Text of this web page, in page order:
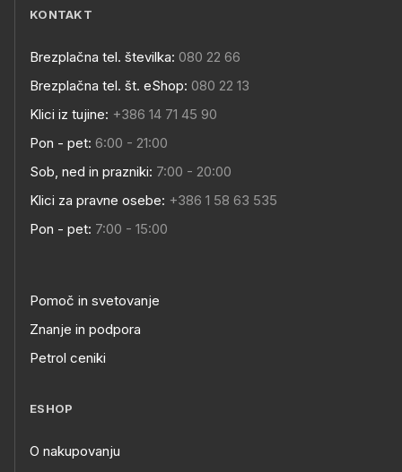
KONTAKT
Brezplačna tel. številka: 080 22 66
Brezplačna tel. št. eShop: 080 22 13
Klici iz tujine: +386 14 71 45 90
Pon - pet: 6:00 - 21:00
Sob, ned in prazniki: 7:00 - 20:00
Klici za pravne osebe: +386 1 58 63 535
Pon - pet: 7:00 - 15:00
Pomoč in svetovanje
Znanje in podpora
Petrol ceniki
ESHOP
O nakupovanju